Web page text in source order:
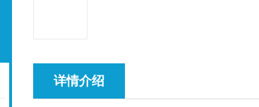
详情介绍